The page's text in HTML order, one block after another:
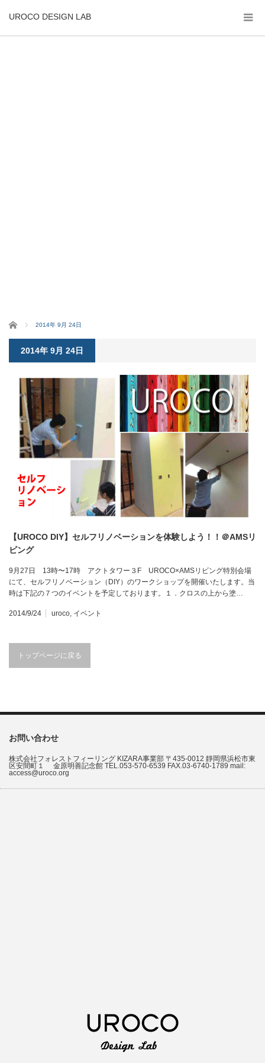
UROCO DESIGN LAB
ホーム 2014年 9月 24日
2014年 9月 24日
【UROCO DIY】セルフリノベーションを体験しよう！！＠AMSリ
ビング
9月27日 13時〜17時 アクトタワー３F UROCO×AMSリビング特別会場
にて、セルフリノベーション（DIY）のワークショップを開催いたします。当
時は下記の７つのイベントを予定しております。１．クロスの上から塗…
2014/9/24 uroco イベント
トップページに戻る
お問い合わせ
株式会社フォレストフィーリング KIZARA事業部 〒435-0012 靜岡県浜松市東
区安間町１ 金原明善記念館 TEL.053-570-6539 FAX.03-6740-1789 mail:
access@uroco.org